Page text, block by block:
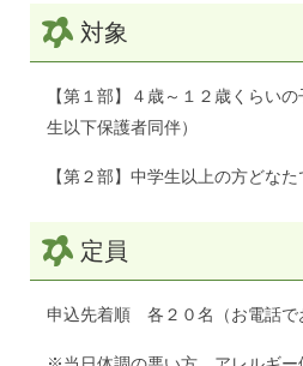
対象
【第１部】４歳～１２歳くらい
生以下保護者同伴）
【第２部】中学生以上の方どなた
定員
申込先着順 各２０名（お電話で